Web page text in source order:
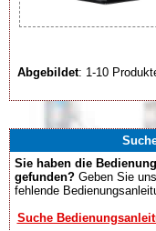
Abgebildet: 1-10
Sie haben die
gefunden? Geben Sie
fehlende
Suche